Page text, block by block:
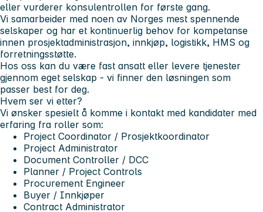
eller vurderer konsulentrollen for første gang.
Vi samarbeider med noen av Norges mest spennende
selskaper og har et kontinuerlig behov for kompetanse
innen prosjektadministrasjon, innkjøp, logistikk, HMS og
forretningsstøtte.
Hos oss kan du være fast ansatt eller levere tjenester
gjennom eget selskap - vi finner den løsningen som
passer best for deg.
Hvem ser vi etter?
Vi ønsker spesielt å komme i kontakt med kandidater med
erfaring fra roller som:
Project Coordinator / Prosjektkoordinator
Project Administrator
Document Controller / DCC
Planner / Project Controls
Procurement Engineer
Buyer / Innkjøper
Contract Administrator